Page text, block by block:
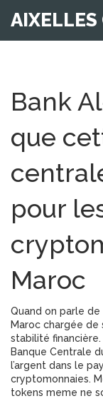
AIXELLES
Bank
que
pour
Maroc
Quand on parle de
Maroc chargée
stabilité financière
Banque Centrale
l’argent dans le
cryptomonnaies.
tokens meme ne